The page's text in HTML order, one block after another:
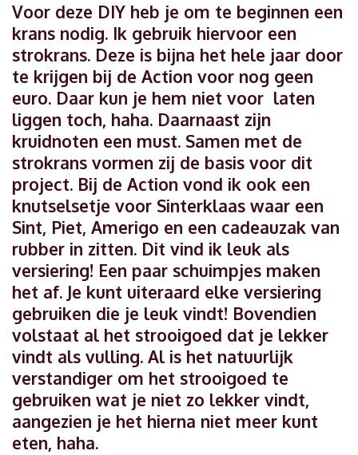
Voor deze DIY heb je om te beginnen een
krans nodig. Ik gebruik hiervoor een
strokrans. Deze is bijna het hele jaar door
te krijgen bij de Action voor nog geen
euro. Daar kun je hem niet voor laten
liggen toch, haha. Daarnaast zijn
kruidnoten een must. Samen met de
strokrans vormen zij de basis voor dit
project. Bij de Action vond ik ook een
knutselsetje voor Sinterklaas waar een
Sint, Piet, Amerigo en een cadeauzak van
rubber in zitten. Dit vind ik leuk als
versiering! Een paar schuimpjes maken
het af. Je kunt uiteraard elke versiering
gebruiken die je leuk vindt! Bovendien
volstaat al het strooigoed dat je lekker
vindt als vulling. Al is het natuurlijk
verstandiger om het strooigoed te
gebruiken wat je niet zo lekker vindt,
aangezien je het hierna niet meer kunt
eten, haha.